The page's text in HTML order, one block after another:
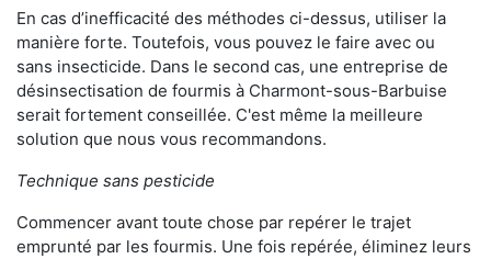
En cas d’inefficacité des méthodes ci-dessus, utiliser la
manière forte. Toutefois, vous pouvez le faire avec ou
sans insecticide. Dans le second cas, une entreprise de
désinsectisation de fourmis à Charmont-sous-Barbuise
serait fortement conseillée. C'est même la meilleure
solution que nous vous recommandons.
Technique sans pesticide
Commencer avant toute chose par repérer le trajet
emprunté par les fourmis. Une fois repérée, éliminez leurs